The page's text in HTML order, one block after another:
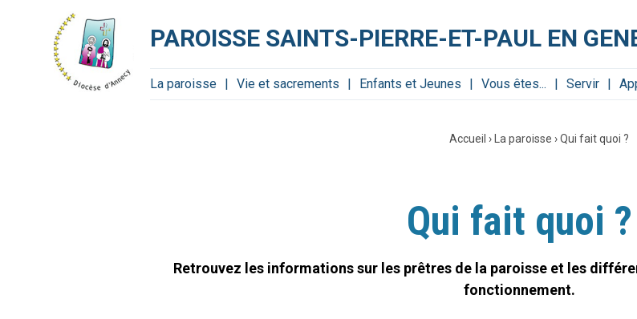
PAROISSE SAINTS-PIERRE-ET-PAUL EN
La paroisse Vie et sacrements Enfants et Jeunes Vous êtes... Servir
Accueil › La paroisse ›Qui fait quoi ?
Qui fait quoi ?
Retrouvez les informations sur les prêtres de la paroisse et les
fonctionnement.